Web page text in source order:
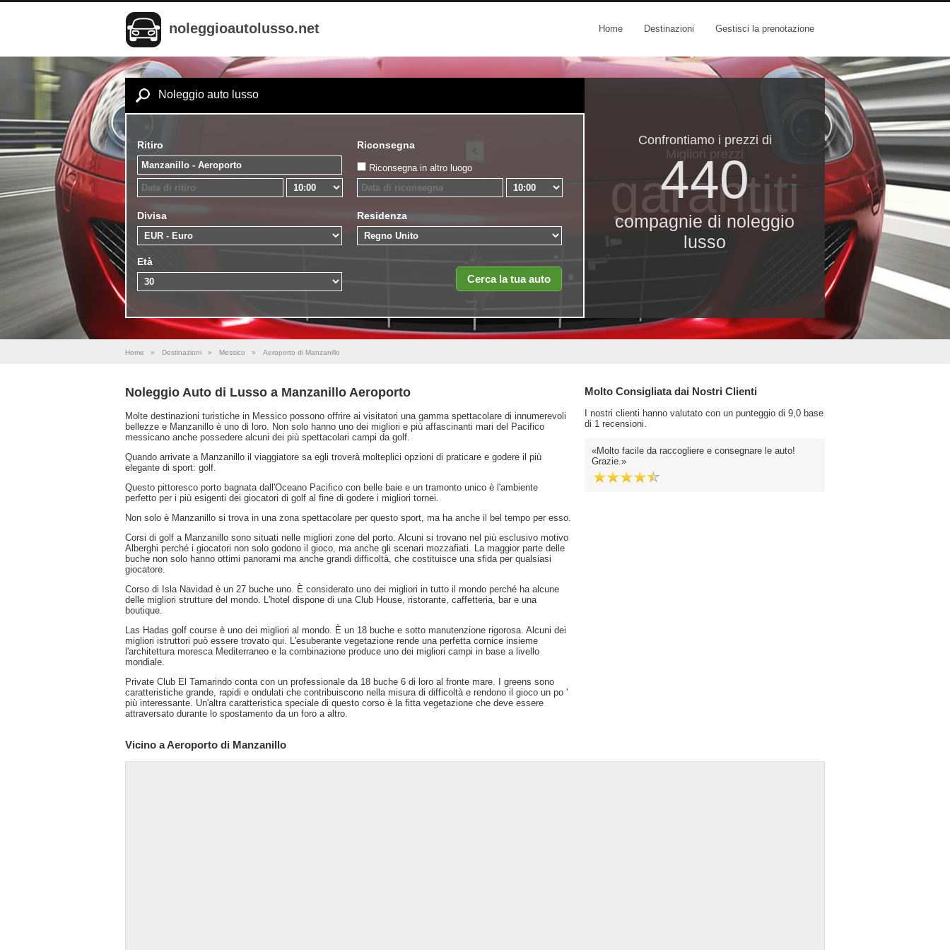
noleggioautolusso.net Home Destinazioni Gestisci la prenotazione
Noleggio auto lusso
Ritiro Riconsegna
Riconsegna in altro luogo
Divisa Residenza
Età
Confrontiamo i prezzi di
440
compagnie di noleggio
lusso
Migliori prezzi
garantiti
Home » Destinazioni » Messico » Aeroporto di Manzanillo
Noleggio Auto di Lusso a Manzanillo Aeroporto
Molte destinazioni turistiche in Messico possono offrire ai visitatori una gamma spettacolare di innumerevoli
bellezze e Manzanillo è uno di loro. Non solo hanno uno dei migliori e più affascinanti mari del Pacifico
messicano anche possedere alcuni dei più spettacolari campi da golf.
Quando arrivate a Manzanillo il viaggiatore sa egli troverà molteplici opzioni di praticare e godere il più
elegante di sport: golf.
Questo pittoresco porto bagnata dall'Oceano Pacifico con belle baie e un tramonto unico è l'ambiente
perfetto per i più esigenti dei giocatori di golf al fine di godere i migliori tornei.
Non solo è Manzanillo si trova in una zona spettacolare per questo sport, ma ha anche il bel tempo per esso.
Corsi di golf a Manzanillo sono situati nelle migliori zone del porto. Alcuni si trovano nel più esclusivo motivo
Alberghi perché i giocatori non solo godono il gioco, ma anche gli scenari mozzafiati. La maggior parte delle
buche non solo hanno ottimi panorami ma anche grandi difficoltà, che costituisce una sfida per qualsiasi
giocatore.
Corso di Isla Navidad è un 27 buche uno. È considerato uno dei migliori in tutto il mondo perché ha alcune
delle migliori strutture del mondo. L'hotel dispone di una Club House, ristorante, caffetteria, bar e una
boutique.
Las Hadas golf course è uno dei migliori al mondo. È un 18 buche e sotto manutenzione rigorosa. Alcuni dei
migliori istruttori può essere trovato qui. L'esuberante vegetazione rende una perfetta cornice insieme
l'architettura moresca Mediterraneo e la combinazione produce uno dei migliori campi in base a livello
mondiale.
Private Club El Tamarindo conta con un professionale da 18 buche 6 di loro al fronte mare. I greens sono
caratteristiche grande, rapidi e ondulati che contribuiscono nella misura di difficoltà e rendono il gioco un po '
più interessante. Un'altra caratteristica speciale di questo corso è la fitta vegetazione che deve essere
attraversato durante lo spostamento da un foro a altro.
Molto Consigliata dai Nostri Clienti
I nostri clienti hanno valutato con un punteggio di 9,0 base
di 1 recensioni.
Molto facile da raccogliere e consegnare le auto!
Grazie.
Vicino a Aeroporto di Manzanillo